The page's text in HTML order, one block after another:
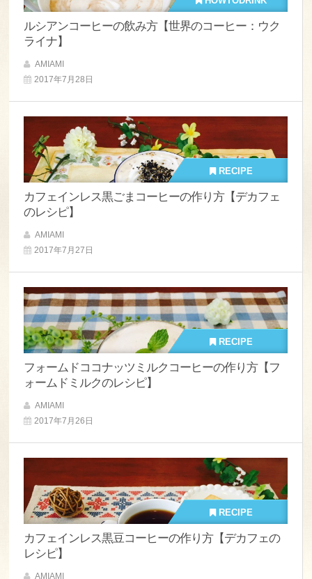
ルシアンコーヒーの飲み方【世界のコーヒー：ウク
ライナ】
AMIAMI
2017年7月28日
RECIPE
カフェインレス黒ごまコーヒーの作り方【デカフェ
のレシピ】
AMIAMI
2017年7月27日
RECIPE
フォームドココナッツミルクコーヒーの作り方【フ
ォームドミルクのレシピ】
AMIAMI
2017年7月26日
RECIPE
カフェインレス黒豆コーヒーの作り方【デカフェの
レシピ】
AMIAMI